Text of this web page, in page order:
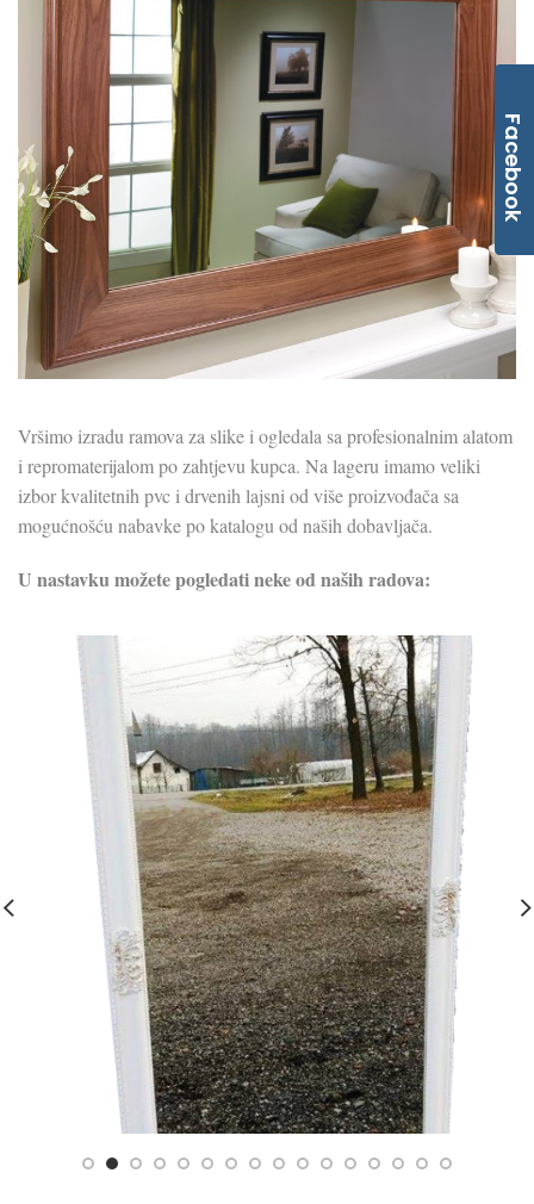
Vršimo izradu ramova za slike i ogledala sa profesionalnim alatom
i repromaterijalom po zahtjevu kupca. Na lageru imamo veliki
izbor kvalitetnih pvc i drvenih lajsni od više proizvođača sa
mogućnošću nabavke po katalogu od naših dobavljača.
U nastavku možete pogledati neke od naših radova:
Facebook